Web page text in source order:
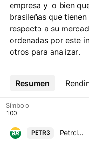
empresa y lo bien
brasileñas que
respecto a su
ordenadas por este
otros para analizar.
Resumen
Más
Símbolo
PETR3 Petroleo Brasileiro SA